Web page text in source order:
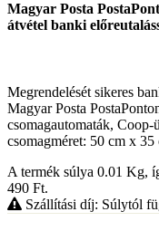
Magyar Posta PostaPont
átvétel banki
Megrendelését sikeres
Magyar Posta
csomagautomaták,
csomagméret: 50 cm x
A termék súlya 0.01 Kg,
490 Ft.
Szállítási díj: Súlytól